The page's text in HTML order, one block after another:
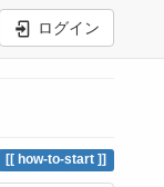
ログイン
how-to-start